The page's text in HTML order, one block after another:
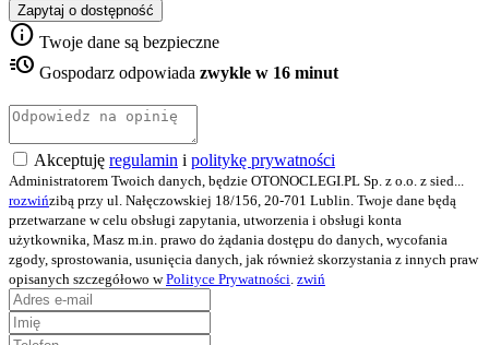
Zapytaj o dostępność
info Twoje dane są bezpieczne
acute Gospodarz odpowiada zwykle w 16 minut
Akceptuję regulamin i politykę prywatności
Administratorem Twoich danych, będzie OTONOCLEGI.PL Sp. z o.o. z sied
rozwińzibą przy ul. Nałęczowskiej 18/156, 20-701 Lublin. Twoje dane będą
przetwarzane w celu obsługi zapytania, utworzenia i obsługi konta
użytkownika, Masz m.in. prawo do żądania dostępu do danych, wycofania
zgody, sprostowania, usunięcia danych, jak również skorzystania z innych praw
opisanych szczegółowo wPolityce Prywatności zwiń